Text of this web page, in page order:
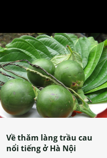
Về thăm làng trầu cau
nổi tiếng ở Hà Nội